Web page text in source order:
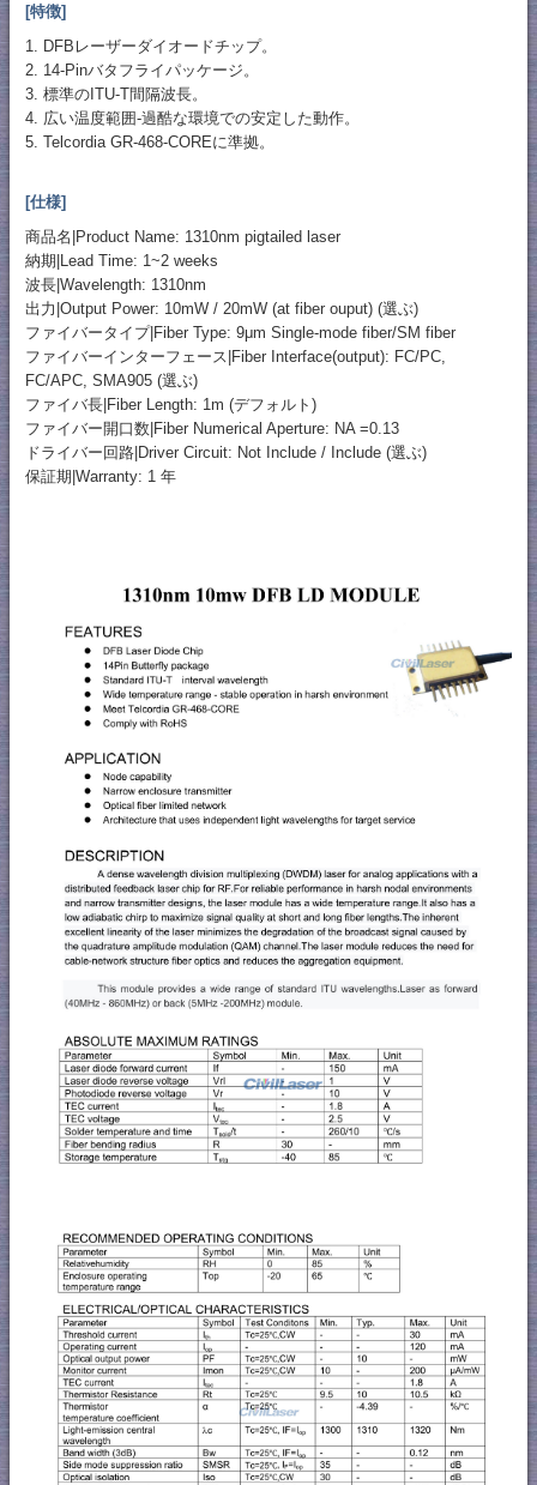
[特徴]
1. DFBレーザーダイオードチップ。
2. 14-Pinバタフライパッケージ。
3. 標準のITU-T間隔波長。
4. 広い温度範囲-過酷な環境での安定した動作。
5. Telcordia GR-468-COREに準拠。
[仕様]
商品名|Product Name: 1310nm pigtailed laser
納期|Lead Time: 1~2 weeks
波長|Wavelength: 1310nm
出力|Output Power: 10mW / 20mW (at fiber ouput) (選ぶ)
ファイバータイプ|Fiber Type: 9μm Single-mode fiber/SM fiber
ファイバーインターフェース|Fiber Interface(output): FC/PC,
FC/APC, SMA905 (選ぶ)
ファイバ長|Fiber Length: 1m (デフォルト)
ファイバー開口数|Fiber Numerical Aperture: NA =0.13
ドライバー回路|Driver Circuit: Not Include / Include (選ぶ)
保証期|Warranty: 1 年